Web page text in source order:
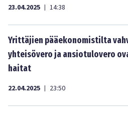
23.04.2025 | 14:38
Yrittäjien pääekonomistilta
yhteisövero ja ansiotulovero
haitat
22.04.2025 | 23:50